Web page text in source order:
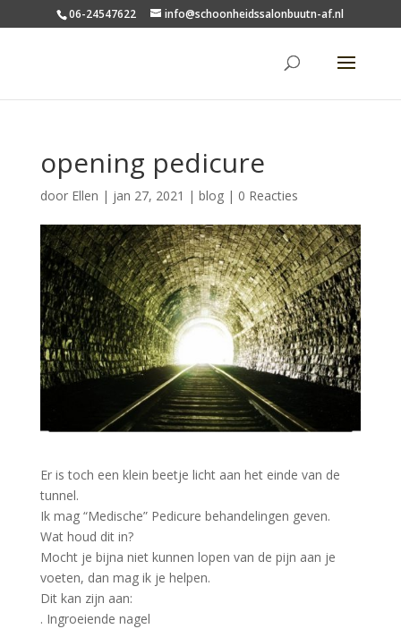
06-24547622 info@schoonheidssalonbuutn-af.nl
opening pedicure
door Ellen | jan 27, 2021 | blog| 0 Reacties
Er is toch een klein beetje licht aan het einde van de
tunnel.
Ik mag “Medische” Pedicure behandelingen geven.
Wat houd dit in?
Mocht je bijna niet kunnen lopen van de pijn aan je
voeten, dan mag ik je helpen.
Dit kan zijn aan:
. Ingroeiende nagel